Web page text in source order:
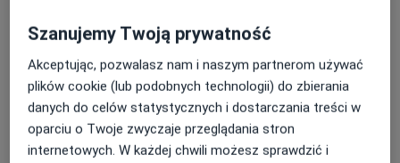
Powiększ mapę
Szanujemy Twoją prywatność
Akceptując, pozwalasz nam i naszym partnerom używać
plików cookie (lub podobnych technologii) do zbierania
danych do celów statystycznych i dostarczania treści w
oparciu o Twoje zwyczaje przeglądania stron
internetowych. W każdej chwili możesz sprawdzić i